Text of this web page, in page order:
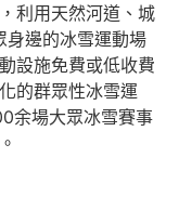
利用天然河道、城
邊的冰雪運動場
設施免費或低收費
的群眾性冰雪運
余場大眾冰雪賽事